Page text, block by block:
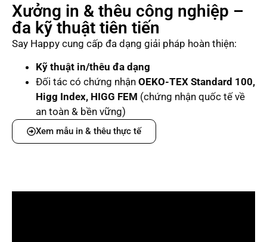
Xưởng in & thêu công nghiệp –
đa kỹ thuật tiên tiến
Say Happy cung cấp đa dạng giải pháp hoàn thiện:
Kỹ thuật in/thêu đa dạng
Đối tác có chứng nhận OEKO-TEX Standard 100,
Higg Index, HIGG FEM (chứng nhận quốc tế về
an toàn & bền vững)
Xem mẫu in & thêu thực tế